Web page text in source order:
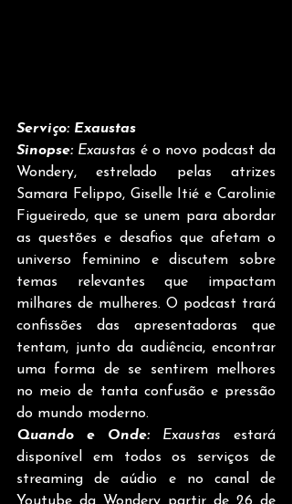
Serviço: Exaustas
Sinopse: Exaustas é o novo podcast da
Wondery, estrelado pelas atrizes
Samara Felippo, Giselle Itié e Carolinie
Figueiredo, que se unem para abordar
as questões e desafios que afetam o
universo feminino e discutem sobre
temas relevantes que impactam
milhares de mulheres. O podcast trará
confissões das apresentadoras que
tentam, junto da audiência, encontrar
uma forma de se sentirem melhores
no meio de tanta confusão e pressão
do mundo moderno.
Quando e Onde: Exaustas estará
disponível em todos os serviços de
streaming de aúdio e no canal de